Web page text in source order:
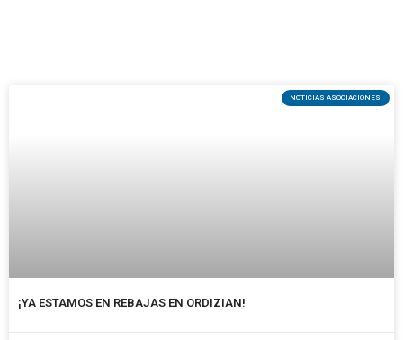
NOTICIAS ASOCIACIONES
¡YA ESTAMOS EN REBAJAS EN ORDIZIAN!